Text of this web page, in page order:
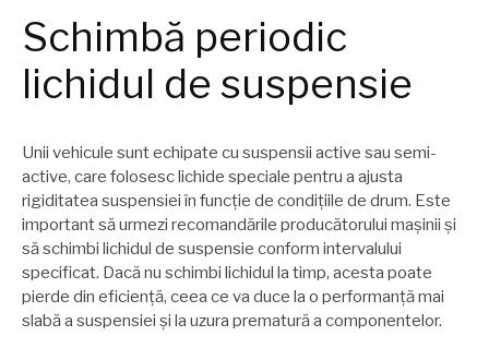
Schimbă periodic
lichidul de suspensie
Unii vehicule sunt echipate cu suspensii active sau semi-
active, care folosesc lichide speciale pentru a ajusta
rigiditatea suspensiei în funcție de condițiile de drum. Este
important să urmezi recomandările producătorului mașinii și
să schimbi lichidul de suspensie conform intervalului
specificat. Dacă nu schimbi lichidul la timp, acesta poate
pierde din eficiență, ceea ce va duce la o performanță mai
slabă a suspensiei și la uzura prematură a componentelor.